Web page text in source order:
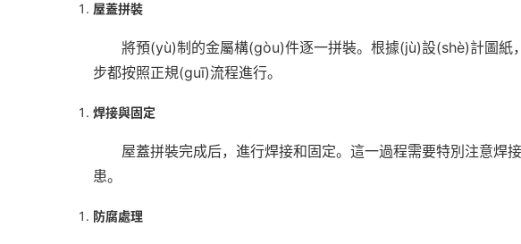
屋蓋拼裝
將預(yù)制的金屬構(gòu)件逐一拼裝。根據(jù)設(shè)計圖紙
步都按照正規(guī)流程進行。
焊接與固定
屋蓋拼裝完成后，進行焊接和固定。這一過程需要特別注意
患。
防腐處理